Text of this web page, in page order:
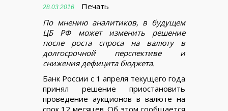
28.03.2016
Печать
По мнению аналитиков, в будущем
ЦБ РФ может изменить решение
после роста спроса на валюту в
долгосрочной перспективе и
снижения дефицита бюджета.
Банк России с 1 апреля текущего года
принял решение приостановить
проведение аукционов в валюте на
срок 12 месяцев. Об этом сообщается